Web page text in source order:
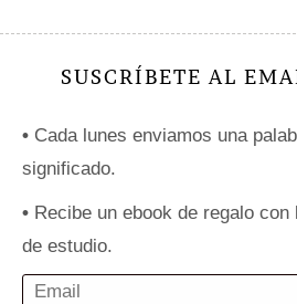
SUSCRÍBETE AL
• Cada lunes enviamos una
significado.
• Recibe un ebook de regalo
de estudio.